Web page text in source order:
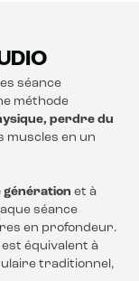
séance
méthode
perdre du
muscles en un
génération et à
séance
en profondeur.
équivalent à
traditionnel,